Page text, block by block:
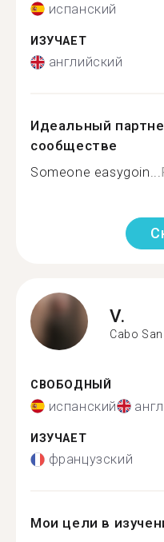
испанский
ИЗУЧАЕТ
английский
Идеальный
сообществе
Someone easygoin...
V.
Cabo
СВОБОДНЫЙ
испанский
ИЗУЧАЕТ
французский
Мои цели в